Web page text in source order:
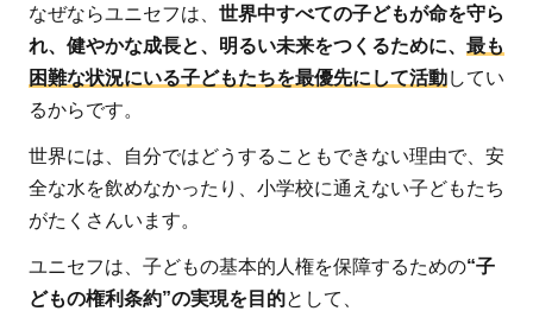
【お
すす
理由
2】
約
190
と地
域、
なぜならユニセフは、 世界中すべての子どもが命を守ら
れ、健やかな成長と、明るい未来をつくるために、 最も
困難な状況にいる子どもたちを最優先にして活動してい
るからです。
世界には、自分ではどうすることもできない理由で、安
全な水を飲めなかったり、小学校に通えない子どもたち
がたくさんいます。
ユニセフは、子どもの基本的人権を保障するための“子
どもの権利条約”の実現を目的として、